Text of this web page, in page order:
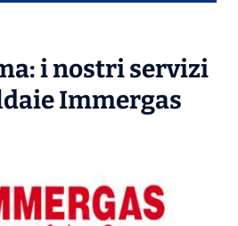
i nostri servizi
Immergas